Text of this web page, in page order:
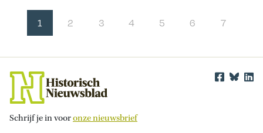
1 2 3 4 5 6 7
Schrijf je in vooronze nieuwsbrief